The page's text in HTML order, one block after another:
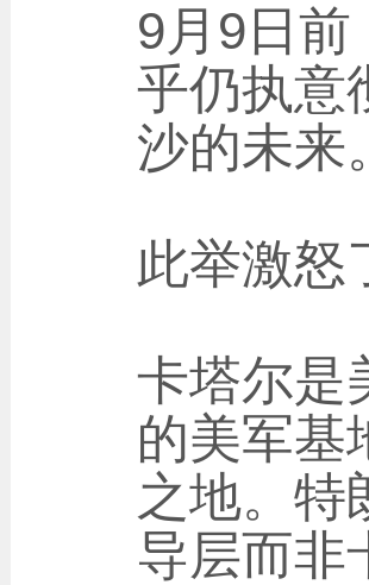
9月9日
乎仍执意
沙的未来
此举激怒
卡塔尔是
的美军基
之地。特
导层而